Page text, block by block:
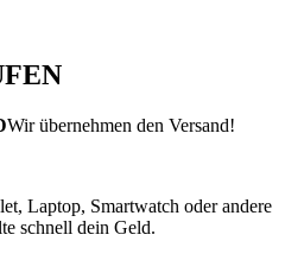
Wir übernehmen den Versand!
Laptop, Smartwatch oder andere
schnell dein Geld.